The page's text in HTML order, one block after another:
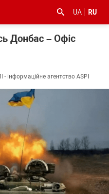
UA RU
Донбас – Офіс
- інформаційне агентство ASPI
#Киев #коронавірус